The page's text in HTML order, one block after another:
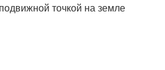
точкой на земле